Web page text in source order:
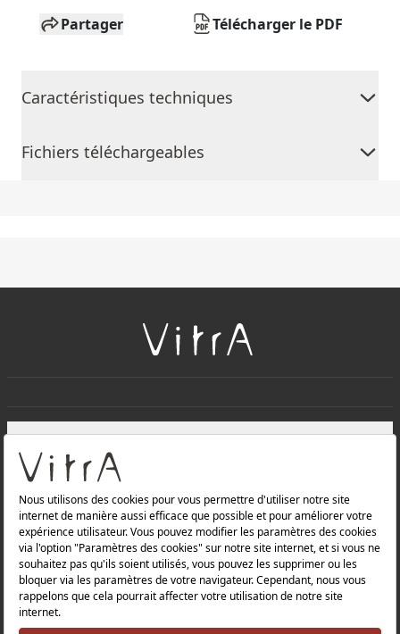
Partager Télécharger le PDF
Caractéristiques techniques
Fichiers téléchargeables
Produits
Politique de confidentialité et politique de protection des